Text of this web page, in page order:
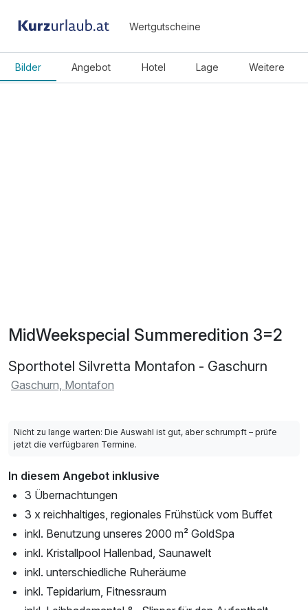
Wertgutscheine
Bilder Angebot Hotel Lage Weitere
MidWeekspecial Summeredition 3=2
Sporthotel Silvretta Montafon - Gaschurn
Gaschurn, Montafon
Nicht zu lange warten: Die Auswahl ist gut, aber schrumpft – prüfe
jetzt die verfügbaren Termine.
In diesem Angebot inklusive
3 Übernachtungen
3 x reichhaltiges, regionales Frühstück vom Buffet
inkl. Benutzung unseres 2000 m² GoldSpa
inkl. Kristallpool Hallenbad, Saunawelt
inkl. unterschiedliche Ruheräume
inkl. Tepidarium, Fitnessraum